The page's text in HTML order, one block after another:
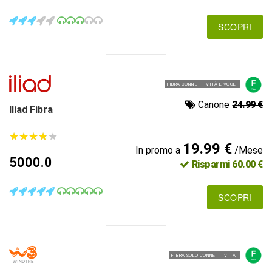
SCOPRI
FIBRA CONNETTIVITÀ E VOCE
Iliad Fibra Canone24.99 €
★★★★★
★★★★★
5000.0
In promo a 19.99 €/Mese
Risparmi 60.00 €
SCOPRI
FIBRA SOLO CONNETTIVITÀ